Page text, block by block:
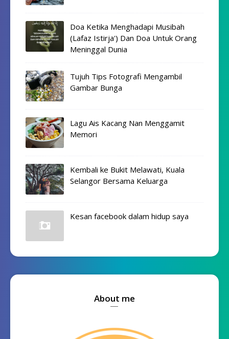
Doa Ketika Menghadapi Musibah
(Lafaz Istirja') Dan Doa Untuk Orang
Meninggal Dunia
Tujuh Tips Fotografi Mengambil
Gambar Bunga
Lagu Ais Kacang Nan Menggamit
Memori
Kembali ke Bukit Melawati, Kuala
Selangor Bersama Keluarga
Kesan facebook dalam hidup saya
About me